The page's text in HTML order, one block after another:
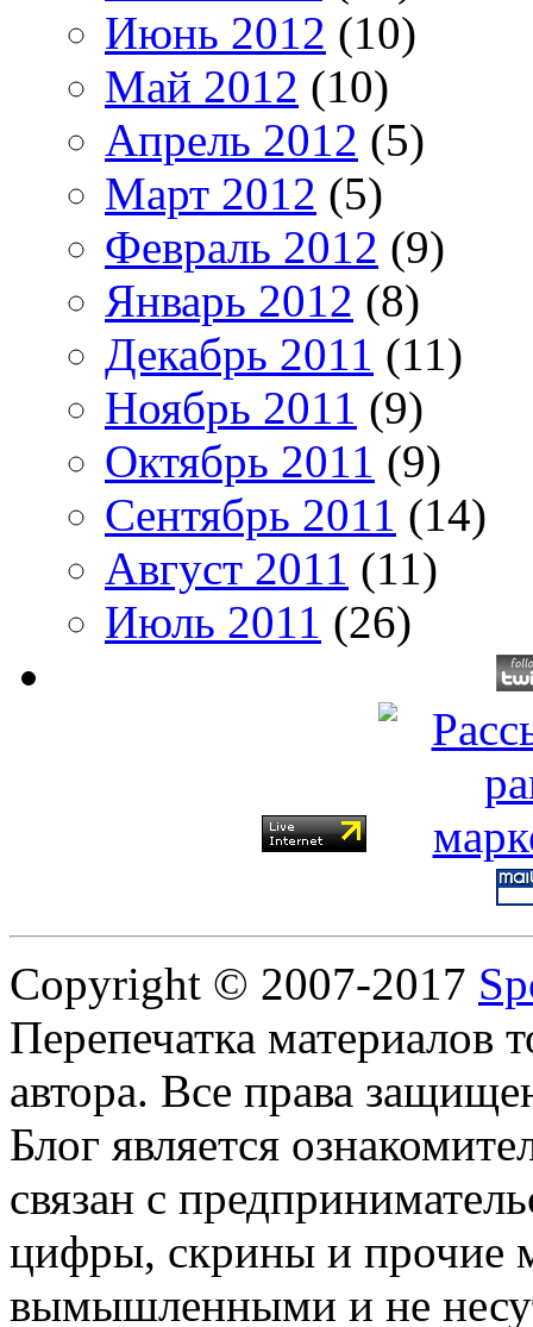
Июнь 2012 (10)
Май 2012 (10)
Апрель 2012 (5)
Март 2012 (5)
Февраль 2012 (9)
Январь 2012 (8)
Декабрь 2011 (11)
Ноябрь 2011 (9)
Октябрь 2011 (9)
Сентябрь 2011 (14)
Август 2011 (11)
Июль 2011 (26)
Copyright © 2007-2017
Перепечатка материалов
автора. Все права
Блог является
связан с
цифры, скрины и прочие
вымышленными и не